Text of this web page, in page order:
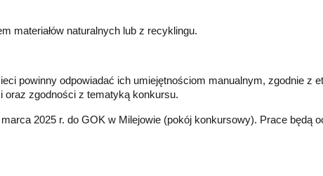
materiałów naturalnych lub z recyklingu.
powinny odpowiadać ich umiejętnościom manualnym, zgodnie z
oraz zgodności z tematyką konkursu.
2025 r. do GOK w Milejowie (pokój konkursowy). Prace będą